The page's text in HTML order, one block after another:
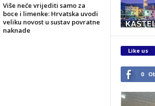
Više neće vrijediti samo za
boce i limenke: Hrvatska uvodi
veliku novost u sustav povratne
naknade
Like us
0